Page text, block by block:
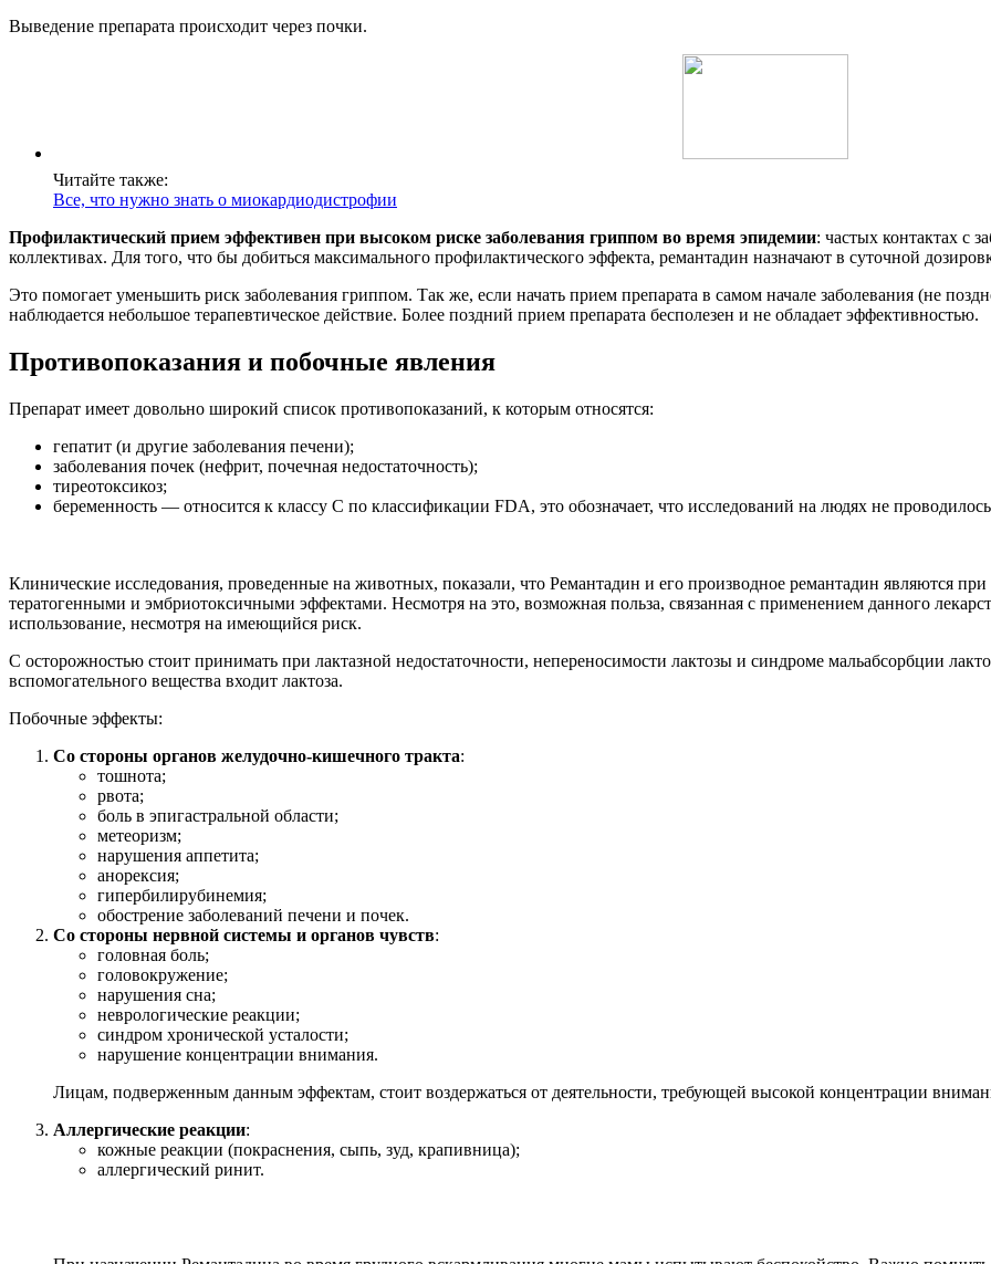
Выведение препарата происходит через почки.
Читайте также:
Все, что нужно знать о миокардиодистрофии
Профилактический прием эффективен при высоком риске заболевания гриппом во время эпидемии: частых контактах с
коллективах. Для того, что бы добиться максимального профилактического эффекта, ремантадин назначают в суточной
Это помогает уменьшить риск заболевания гриппом. Так же, если начать прием препарата в самом начале заболевания (не
наблюдается небольшое терапевтическое действие. Более поздний прием препарата бесполезен и не обладает эффективностью.
Противопоказания и побочные явления
Препарат имеет довольно широкий список противопоказаний, к которым относятся:
гепатит (и другие заболевания печени);
заболевания почек (нефрит, почечная недостаточность);
тиреотоксикоз;
беременность — относится к классу C по классификации FDA, это обозначает, что исследований на людях не
Клинические исследования, проведенные на животных, показали, что Ремантадин и его производное ремантадин являются
тератогенными и эмбриотоксичными эффектами. Несмотря на это, возможная польза, связанная с применением данного
использование, несмотря на имеющийся риск.
С осторожностью стоит принимать при лактазной недостаточности, непереносимости лактозы и синдроме мальабсорбции
вспомогательного вещества входит лактоза.
Побочные эффекты:
Со стороны органов желудочно-кишечного тракта:
тошнота;
рвота;
боль в эпигастральной области;
метеоризм;
нарушения аппетита;
анорексия;
гипербилирубинемия;
обострение заболеваний печени и почек.
Со стороны нервной системы и органов чувств:
головная боль;
головокружение;
нарушения сна;
неврологические реакции;
синдром хронической усталости;
нарушение концентрации внимания.
Лицам, подверженным данным эффектам, стоит воздержаться от деятельности, требующей высокой концентрации
Аллергические реакции:
кожные реакции (покраснения, сыпь, зуд, крапивница);
аллергический ринит.